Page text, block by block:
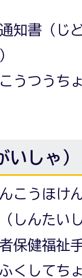
知書（じ
うつうち
いしゃ）
こうほけ
しんたい
保健福祉
くしてち